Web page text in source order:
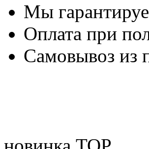
Мы
Оплата при
Самовывоз из